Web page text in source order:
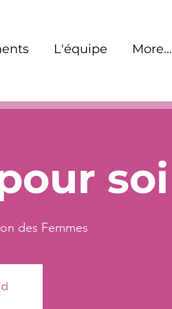
L'équipe More...
soi
des Femmes